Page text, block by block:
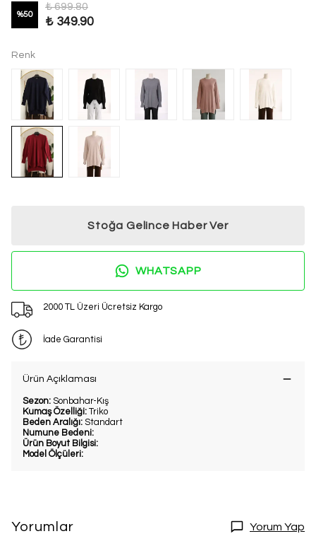
%50
₺ 699.80
₺ 349.90
Renk
Stoğa Gelince Haber Ver
WHATSAPP
2000 TL Üzeri Ücretsiz Kargo
İade Garantisi
Ürün Açıklaması
Sezon: Sonbahar-Kış
Kumaş Özelliği: Triko
Beden Aralığı: Standart
Numune Bedeni:
Ürün Boyut Bilgisi:
Model Ölçüleri:
Yorumlar Yorum Yap